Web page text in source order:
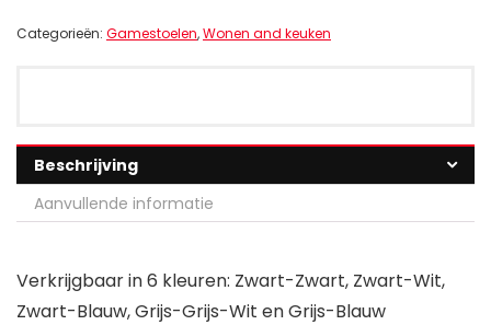
Categorieën: Gamestoelen,Wonen and keuken
Beschrijving
Aanvullende informatie
Verkrijgbaar in 6 kleuren: Zwart-Zwart, Zwart-Wit,
Zwart-Blauw, Grijs-Grijs-Wit en Grijs-Blauw